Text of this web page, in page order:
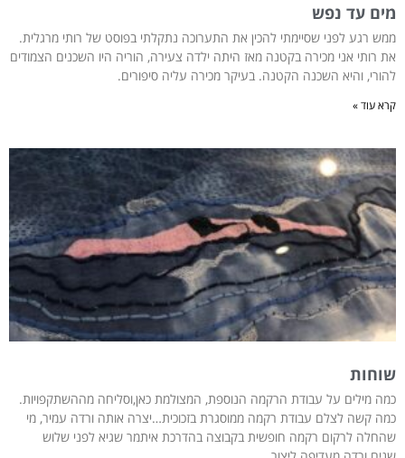
מים עד נפש
ממש רגע לפני שסיימתי להכין את התערוכה נתקלתי בפוסט של רותי מרגלית.
את רותי אני מכירה בקטנה מאז היתה ילדה צעירה, הוריה היו השכנים הצמודים
להורי, והיא השכנה הקטנה. בעיקר מכירה עליה סיפורים.
קרא עוד »
שוחות
כמה מילים על עבודת הרקמה הנוספת, המצולמת כאן,וסליחה מההשתקפויות.
כמה קשה לצלם עבודת רקמה ממוסגרת בזכוכית…יצרה אותה ורדה עמיר, מי
שהחלה לרקום רקמה חופשית בקבוצה בהדרכת איתמר שגיא לפני שלוש